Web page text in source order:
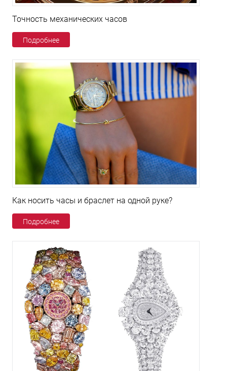
Точность механических часов
Подробнее
Как носить часы и браслет на одной руке?
Подробнее